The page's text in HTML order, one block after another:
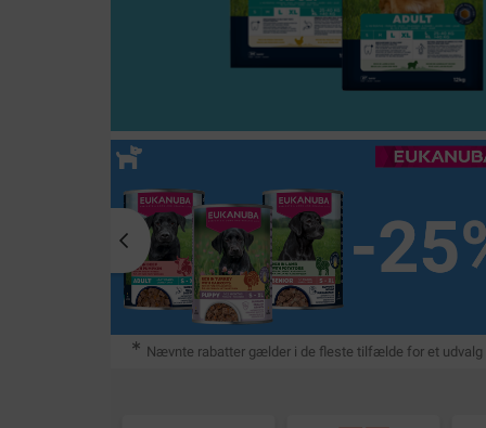
Nævnte rabatter gælder i de fleste tilfælde for et udvalg